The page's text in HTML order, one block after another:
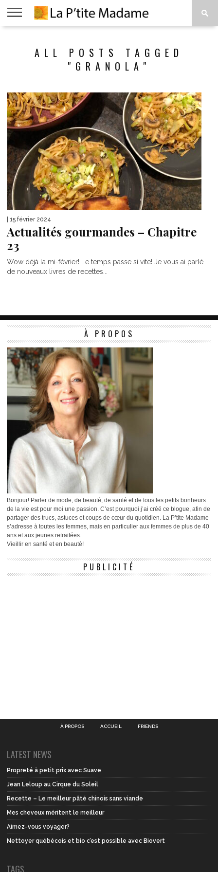
VIVRE
PROPOSALL POSTS TAGGED
"GRANOLA"
| 15 février 2024
Actualités gourmandes – Chapitre
23
Wow déjà la mi-février! Le temps passe si vite! Je vous ai parlé
de nouveaux livres de recettes...
À PROPOS
Bonjour! Parler de mode, de beauté, de santé et de tous les petits bonheurs
de la vie est pour moi une passion. C’est pourquoi j’ai créé ce blogue, afin de
partager des trucs, astuces et coups de cœur du quotidien. La P’tite Madame
s’adresse à toutes les femmes, mais en particulier aux femmes de plus de 40
ans et aux jeunes retraitées.
Vieillir en santé et en beauté!
PUBLICITÉ
À PROPOS ACCUEIL FRIENDS
LATEST NEWS
Propreté à petit prix avec Suave
Jean Leloup au Cirque du Soleil
Recette – Le meilleur pâté chinois sans viande
Mes cheveux méritent le meilleur
Aimez-vous voyager?
Nettoyer québécois et bio c’est possible avec Biovert
TAGS